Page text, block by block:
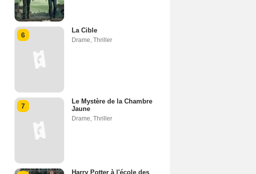
6
La Cible
Drame Thriller
7
Le Mystère de la Chambre
Jaune
Drame Thriller
Harry Potter à l'école des